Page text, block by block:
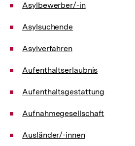
Asylbewerber/-in
Asylsuchende
Asylverfahren
Aufenthaltserlaubnis
Aufenthaltsgestattung
Aufnahmegesellschaft
Ausländer/-innen